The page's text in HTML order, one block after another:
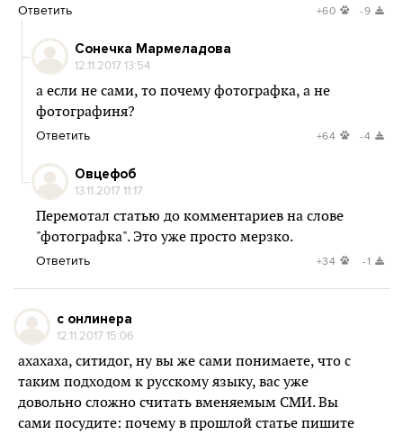
Ответить +60 -9
Сонечка Мармеладова
12.11.2017 13:54
а если не сами, то почему фотографка, а не
фотографиня?
Ответить +64 -4
Овцефоб
13.11.2017 11:17
Перемотал статью до комментариев на слове
"фотографка". Это уже просто мерзко.
Ответить +34 -1
с онлинера
12.11.2017 15:06
ахахаха, ситидог, ну вы же сами понимаете, что с
таким подходом к русскому языку, вас уже
довольно сложно считать вменяемым СМИ. Вы
сами посудите: почему в прошлой статье пишите